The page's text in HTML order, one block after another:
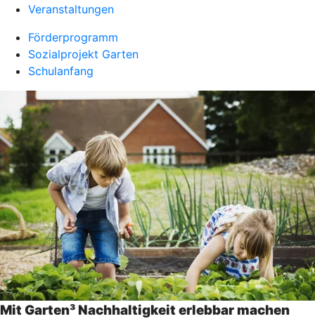
Veranstaltungen
Förderprogramm
Sozialprojekt Garten
Schulanfang
Mit Garten³ Nachhaltigkeit erlebbar machen